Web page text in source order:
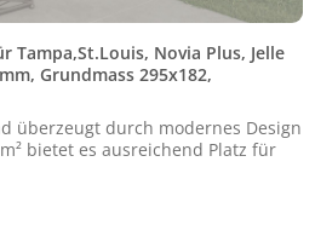
Tampa,St.Louis, Novia Plus, Jelle
Grundmass 295x182,
überzeugt durch modernes Design
bietet es ausreichend Platz für